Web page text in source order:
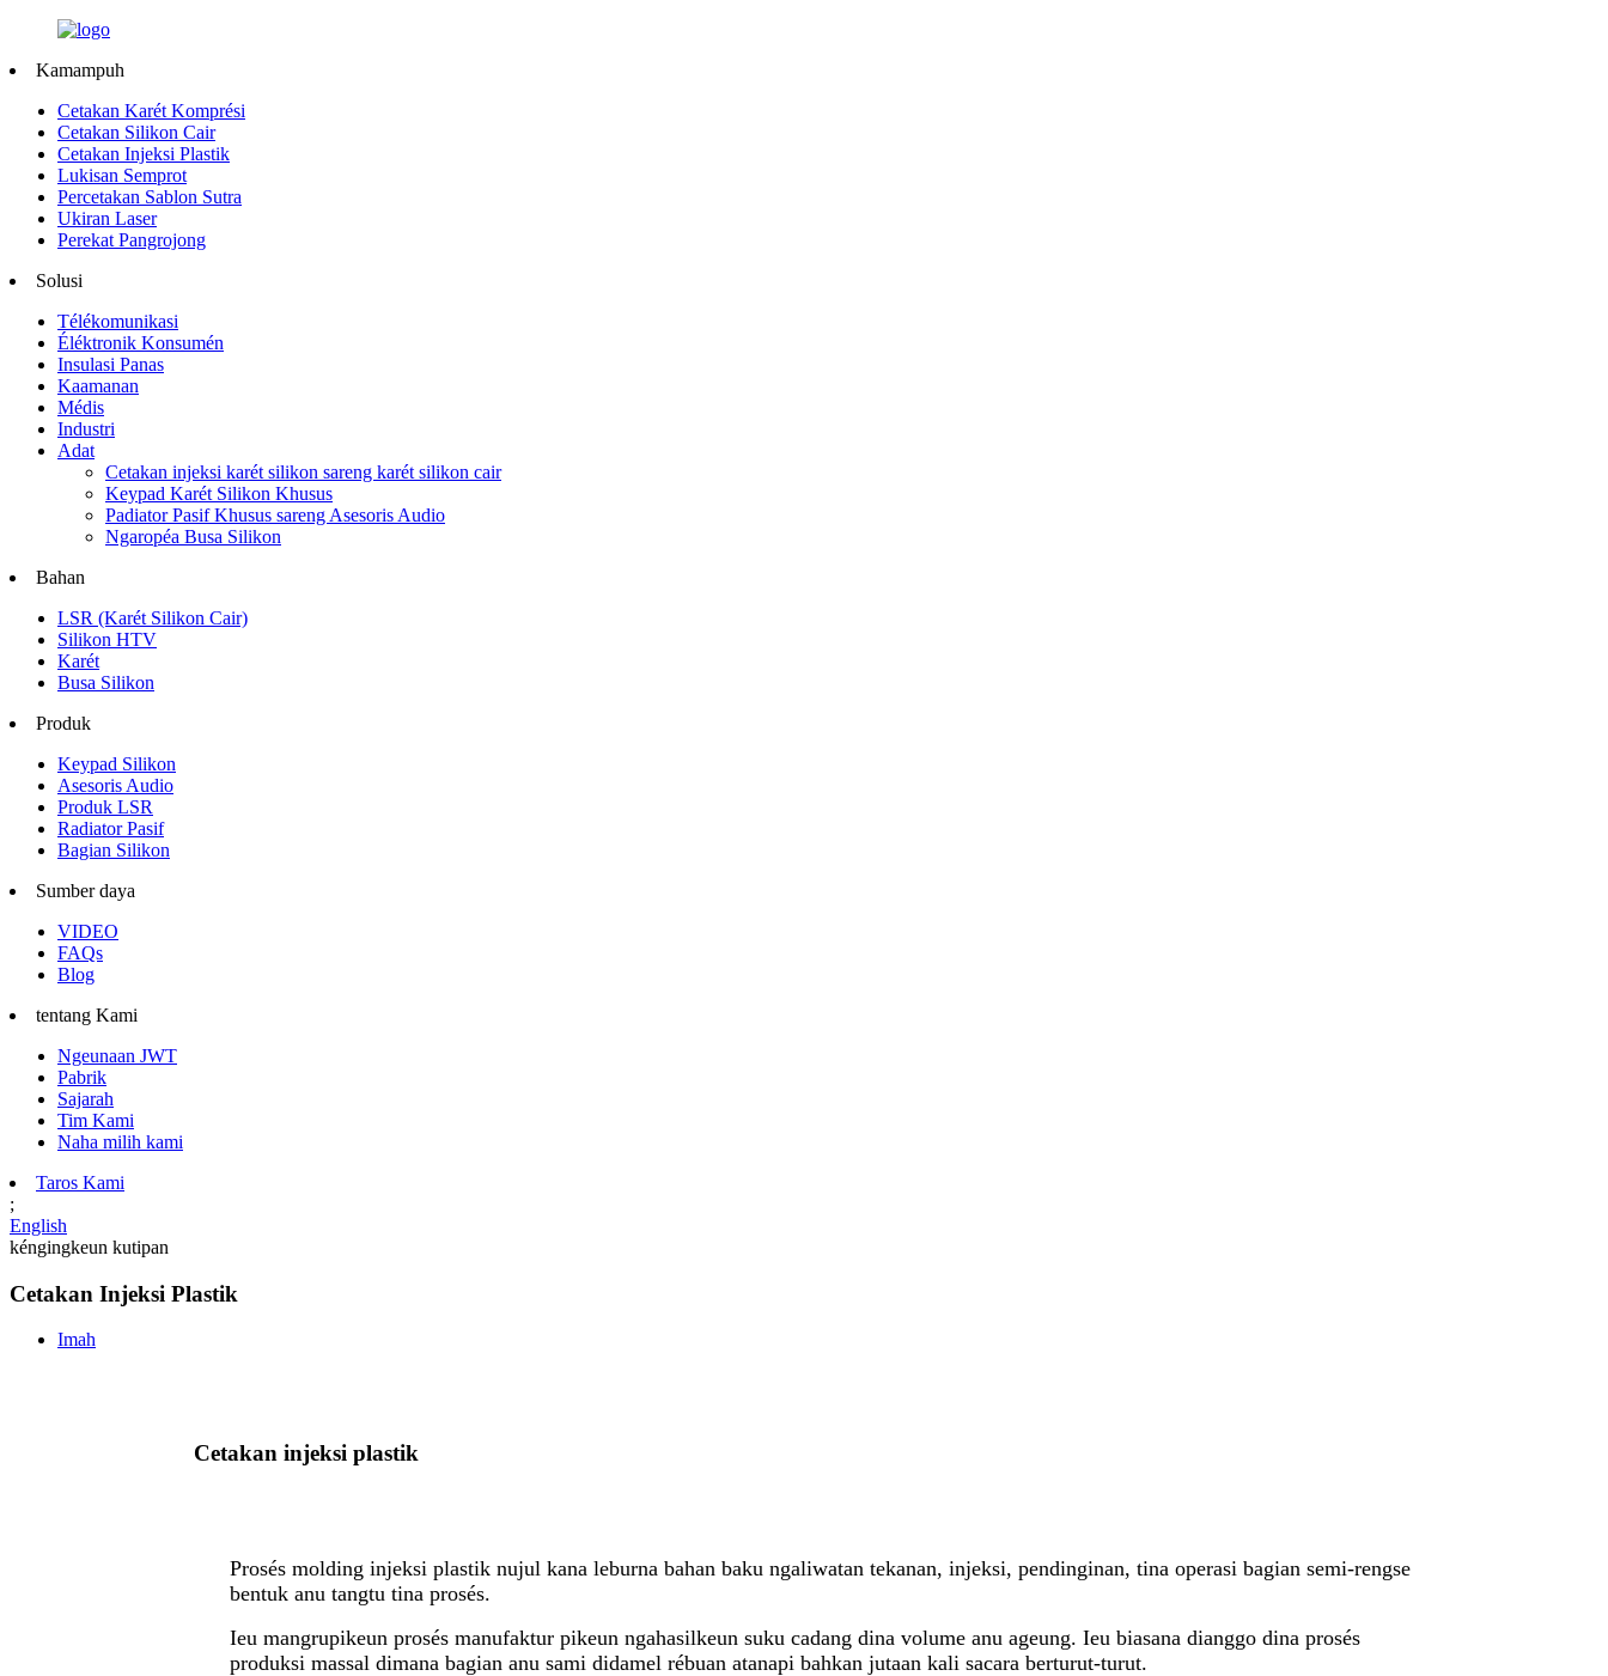
Kamampuh
Cetakan Karét Komprési
Cetakan Silikon Cair
Cetakan Injeksi Plastik
Lukisan Semprot
Percetakan Sablon Sutra
Ukiran Laser
Perekat Pangrojong
Solusi
Télékomunikasi
Éléktronik Konsumén
Insulasi Panas
Kaamanan
Médis
Industri
Adat
Cetakan injeksi karét silikon sareng karét silikon cair
Keypad Karét Silikon Khusus
Padiator Pasif Khusus sareng Asesoris Audio
Ngaropéa Busa Silikon
Bahan
LSR (Karét Silikon Cair)
Silikon HTV
Karét
Busa Silikon
Produk
Keypad Silikon
Asesoris Audio
Produk LSR
Radiator Pasif
Bagian Silikon
Sumber daya
VIDEO
FAQs
Blog
tentang Kami
Ngeunaan JWT
Pabrik
Sajarah
Tim Kami
Naha milih kami
Taros Kami
;
English
kéngingkeun kutipan
Cetakan Injeksi Plastik
Imah
Cetakan injeksi plastik
Prosés molding injeksi plastik nujul kana leburna bahan baku ngaliwatan tekanan, injeksi, pendinginan, tina operasi bagian semi-rengse
bentuk anu tangtu tina prosés.
Ieu mangrupikeun prosés manufaktur pikeun ngahasilkeun suku cadang dina volume anu ageung. Ieu biasana dianggo dina prosés
produksi massal dimana bagian anu sami didamel rébuan atanapi bahkan jutaan kali sacara berturut-turut.